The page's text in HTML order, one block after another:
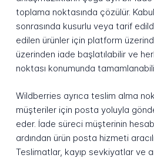
toplama noktasında çözülür.
sonrasında kusurlu veya tarif
edilen ürünler için platform
üzerinden iade başlatılabilir ve
noktası konumunda
Wildberries ayrıca teslim alma
müşteriler için posta yoluyla
eder. İade süreci müşterinin
ardından ürün posta hizmeti
Teslimatlar, kayıp sevkiyatlar ve